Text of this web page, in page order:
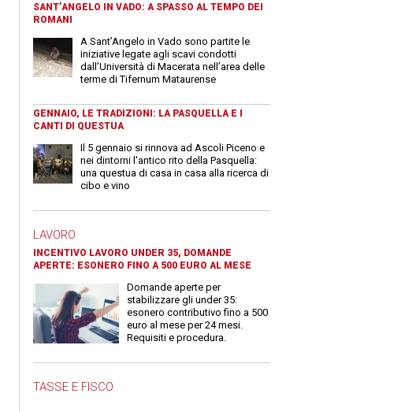
SANT’ANGELO IN VADO: A SPASSO AL TEMPO DEI
ROMANI
A Sant’Angelo in Vado sono partite le
iniziative legate agli scavi condotti
dall’Università di Macerata nell’area delle
terme di Tifernum Mataurense
GENNAIO, LE TRADIZIONI: LA PASQUELLA E I
CANTI DI QUESTUA
Il 5 gennaio si rinnova ad Ascoli Piceno e
nei dintorni l'antico rito della Pasquella:
una questua di casa in casa alla ricerca di
cibo e vino
LAVORO
INCENTIVO LAVORO UNDER 35, DOMANDE
APERTE: ESONERO FINO A 500 EURO AL MESE
Domande aperte per
stabilizzare gli under 35:
esonero contributivo fino a 500
euro al mese per 24 mesi.
Requisiti e procedura.
TASSE E FISCO